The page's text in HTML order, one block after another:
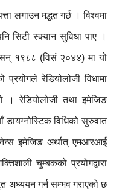
लगाउन मद्धत गर्छ । विश्वमा
सिटी स्क्यान सुविधा पाए ।
१९८८ (विसं २०४४) मा यो
रेडियोलोजी विधामा
रेडियोलोजी तथा इमेजिङ
विधिको सुरुवात
इमेजिङ अर्थात् एमआरआई
चुम्बकको प्रयोगद्वारा
अध्ययन गर्न सम्भव गराएको छ